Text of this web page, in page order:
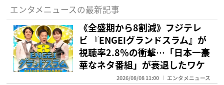
エンタメニュースの最新記事
《全盛期から8割減》フジテレ
ビ 『ENGEIグランドスラム』が
視聴率2.8％の衝撃…「日本一豪
華なネタ番組」が衰退したワケ
2026/08/08 11:00 エンタメニュース